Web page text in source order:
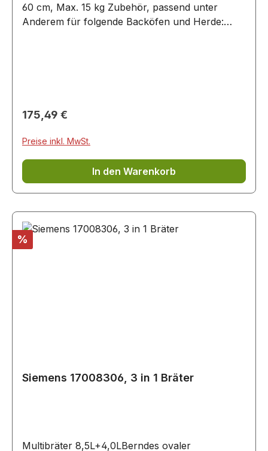
60 cm, Max. 15 kg Zubehör, passend unter
Anderem für folgende Backöfen und Herde:
HN978GMB1/.. HN978GMB1S/.. HN978GQB1/..
Regulärer Preis:
175,49 €
Preise inkl. MwSt.
In den Warenkorb
Rabatt
%
Siemens 17008306, 3 in 1 Bräter
Multibräter 8,5L+4,0LBerndes ovaler